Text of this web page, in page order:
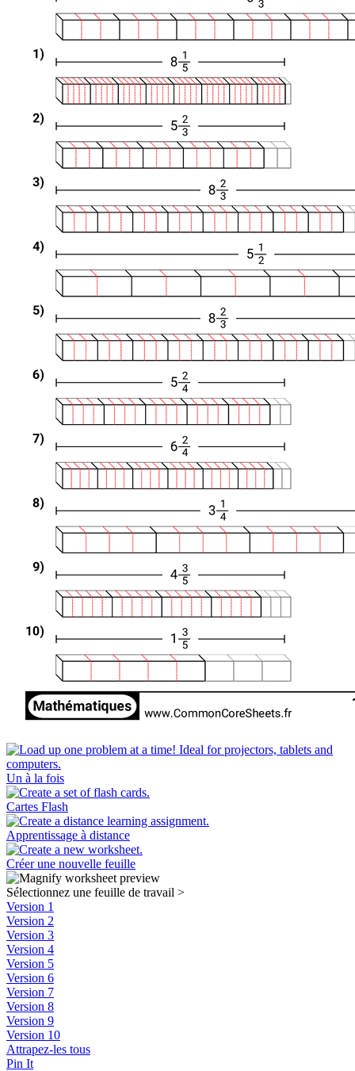
Un à la fois
Cartes Flash
Apprentissage à distance
Créer une nouvelle feuille
Sélectionnez une feuille de travail >
Version 1
Version 2
Version 3
Version 4
Version 5
Version 6
Version 7
Version 8
Version 9
Version 10
Attrapez-les tous
Pin It